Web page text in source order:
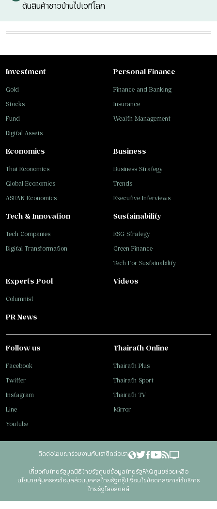
ดันสินค้าชาวบ้านไปเวทีโลก
Investment
Gold
Stocks
Fund
Digital Assets
Personal Finance
Finance and Banking
Insurance
Wealth Management
Business
Business Strategy
Trends
Executive Interviews
Tech & Innovation
Tech Companies
Digital Transformation
Sustainability
ESG Strategy
Green Finance
Tech For Sustainability
Economics
Thai Economics
Global Economics
ASEAN Economics
Experts Pool
Columnist
Videos
PR News
Follow us
Facebook
Twitter
Instagram
Line
Youtube
Thairath Online
Thairath Plus
Thairath Sport
Thairath TV
Mirror
ติดต่อโฆษณาร่วมงานกับเราติดต่อเรา
เกี่ยวกับไทยรัฐมูลนิธิไทยรัฐศูนย์ข้อมูลไทยรัฐFAQศูนย์ช่วยเหลือ
นโยบายคุ้มครองข้อมูลส่วนบุคคลไทยรัฐกรุ๊ปเงื่อนไขข้อตกลงการใช้บริการ
ไทยรัฐโลจิสติคส์